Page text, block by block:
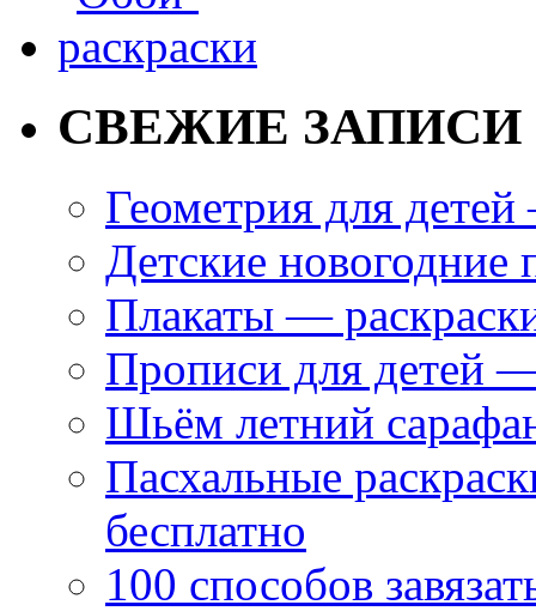
СВЕЖИЕ ЗАПИСИ
Геометрия для
Детские новогодние
Плакаты —
Прописи для детей
Шьём летний
Пасхальные
бесплатно
100 способов